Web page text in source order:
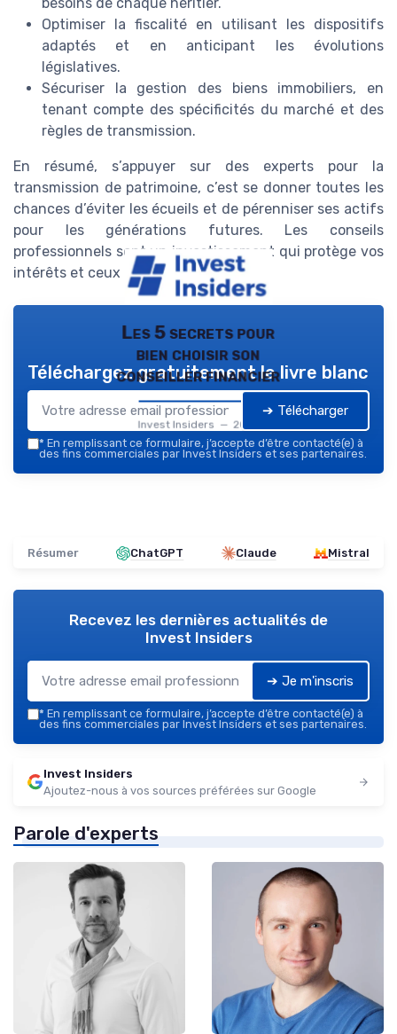
Optimiser la fiscalité en utilisant les dispositifs
adaptés et en anticipant les évolutions
législatives.
Sécuriser la gestion des biens immobiliers, en
tenant compte des spécificités du marché et des
règles de transmission.
En résumé, s’appuyer sur des experts pour la
transmission de patrimoine, c’est se donner toutes les
chances d’éviter les écueils et de pérenniser ses actifs
pour les générations futures. Les conseils
professionnels sont un investissement qui protège vos
intérêts et ceux de vos proches.
Les 5 secrets pour
bien choisir son
conseiller financier
Invest Insiders — 2026
Téléchargez gratuitement le livre blanc
➔ Télécharger
* En remplissant ce formulaire, j’accepte d’être contacté(e) à
des fins commerciales par Invest Insiders et ses partenaires.
Résumer ChatGPT Claude Mistral
Recevez les dernières actualités de
Invest Insiders
➔ Je m'inscris
* En remplissant ce formulaire, j’accepte d’être contacté(e) à
des fins commerciales par Invest Insiders et ses partenaires.
Invest Insiders
Ajoutez-nous à vos sources préférées sur Google
Parole d'experts